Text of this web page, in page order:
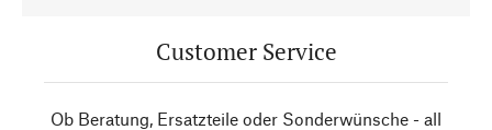
Customer Service
Ob Beratung, Ersatzteile oder Sonderwünsche - all